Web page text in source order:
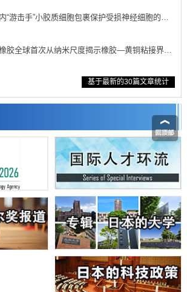
“游击手”小胶质细胞包裹保护受损神经细胞的机
胶全球首次从纳米尺度揭示橡胶—黄铜粘接界面
料“日本茜”的红色成分可抑制老化与炎症，有望
性癫痫的新型基因疗法，利用超小型GAD67启动
升高机制：两种激素波动叠加所致
法开发出可稳定工作至300℃的介电材料，已验
机等高温环境下工作
比一年内翻倍，但与中美德仍有较大差距
震紧急对策：目标为死亡人数至少减半，重点强
过往并抑制反应的机制，阐明即便DNA相同反应
基于最新的30篇文章统计